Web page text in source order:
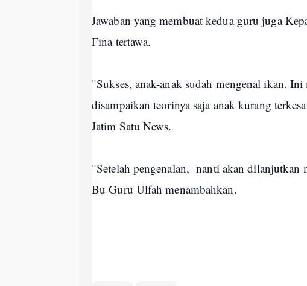
Jawaban yang membuat kedua guru juga
Fina tertawa.
"Sukses, anak-anak sudah mengenal ikan.
disampaikan teorinya saja anak kurang
Jatim Satu News.
"Setelah pengenalan, nanti akan dilanjutkan
Bu Guru Ulfah menambahkan.